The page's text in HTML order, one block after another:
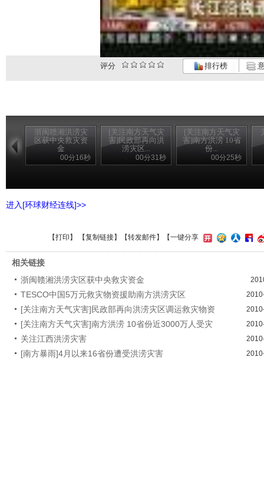
评分 排行榜
浙闽赣湘洪涝灾
区获中央救灾资
金
00分16秒
[关注南方天气灾
害]民政部再向洪
涝灾区...
00分31秒
[关注南方天气灾
害]南方洪涝 10省
份...
00分25秒
进入[环球财经连线]>>
【打印 】 【复制链接】【转发邮件】 【一键分享
相关链接
浙闽赣湘洪涝灾区获中央救灾资金
TESCO中国5万元救灾物资援助南方洪涝灾区
[关注南方天气灾害]民政部再向洪涝灾区调运救灾物资
[关注南方天气灾害]南方洪涝 10省份近3000万人受灾
关注江西洪涝灾害
[南方暴雨]4月以来16省份遭受洪涝灾害